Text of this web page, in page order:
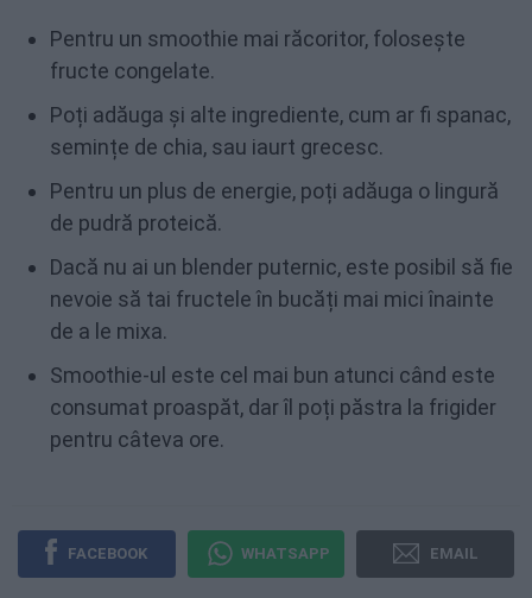
Pentru un smoothie mai răcoritor, folosește
fructe congelate.
Poți adăuga și alte ingrediente, cum ar fi spanac,
semințe de chia, sau iaurt grecesc.
Pentru un plus de energie, poți adăuga o lingură
de pudră proteică.
Dacă nu ai un blender puternic, este posibil să fie
nevoie să tai fructele în bucăți mai mici înainte
de a le mixa.
Smoothie-ul este cel mai bun atunci când este
consumat proaspăt, dar îl poți păstra la frigider
pentru câteva ore.
FACEBOOK WHATSAPP EMAIL